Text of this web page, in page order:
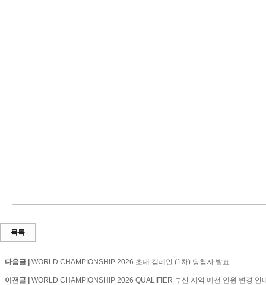
목록
다음글 | WORLD CHAMPIONSHIP 2026 초대 캠페인 (1차) 당첨자 발표
이전글 | WORLD CHAMPIONSHIP 2026 QUALIFIER 부산 지역 예선 인원 변경 안